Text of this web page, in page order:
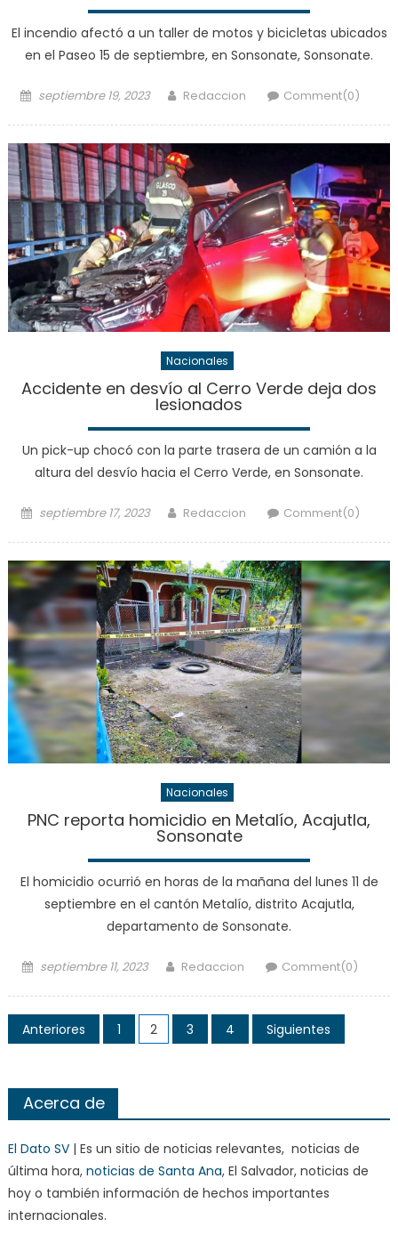
El incendio afectó a un taller de motos y bicicletas ubicados
en el Paseo 15 de septiembre, en Sonsonate, Sonsonate.
Posted
septiembre 19, 2023 Author
Redaccion Comment(0)
Nacionales
Accidente en desvío al Cerro Verde deja dos
lesionados
Un pick-up chocó con la parte trasera de un camión a la
altura del desvío hacia el Cerro Verde, en Sonsonate.
Posted
septiembre 17, 2023 Author
Redaccion Comment(0)
Nacionales
PNC reporta homicidio en Metalío, Acajutla,
Sonsonate
El homicidio ocurrió en horas de la mañana del lunes 11 de
septiembre en el cantón Metalío, distrito Acajutla,
departamento de Sonsonate.
Posted
septiembre 11, 2023 Author
Redaccion Comment(0)
Paginación
de
entradas
Anteriores 1 2 3 4 Siguientes
Acerca de
El Dato SV| Es un sitio de noticias relevantes, noticias de
última hora, noticias de Santa Ana, El Salvador, noticias de
hoy o también información de hechos importantes
internacionales.